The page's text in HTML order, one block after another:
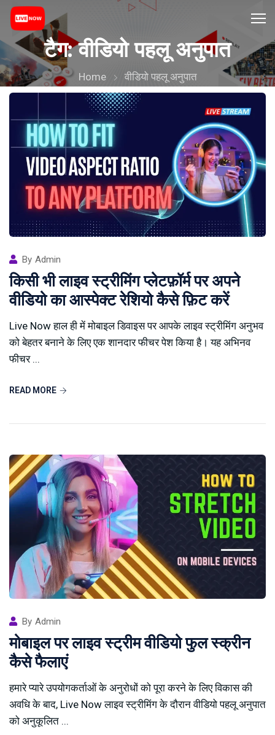
टैग:वीडियो पहलू अनुपात
Home वीडियो पहलू अनुपात
By Admin
किसी भी लाइव स्ट्रीमिंग प्लेटफ़ॉर्म पर अपने
वीडियो का आस्पेक्ट रेशियो कैसे फ़िट करें
Live Now हाल ही में मोबाइल डिवाइस पर आपके लाइव स्ट्रीमिंग अनुभव
को बेहतर बनाने के लिए एक शानदार फीचर पेश किया है। यह अभिनव
फीचर ...
READ MORE
By Admin
मोबाइल पर लाइव स्ट्रीम वीडियो फुल स्क्रीन
कैसे फैलाएं
हमारे प्यारे उपयोगकर्ताओं के अनुरोधों को पूरा करने के लिए विकास की
अवधि के बाद, Live Now लाइव स्ट्रीमिंग के दौरान वीडियो पहलू अनुपात
को अनुकूलित ...